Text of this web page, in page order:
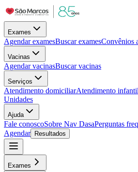
Exames
Agendar examesBuscar examesConvênios
Vacinas
Agendar vacinasBuscar vacinas
Serviços
Atendimento domiciliarAtendimento infantil
Unidades
Ajuda
Fale conoscoSobre Nav DasaPerguntas
Agendar
Resultados
Exames